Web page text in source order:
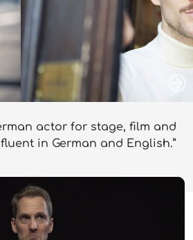
actor for stage, film and
in German and English.”